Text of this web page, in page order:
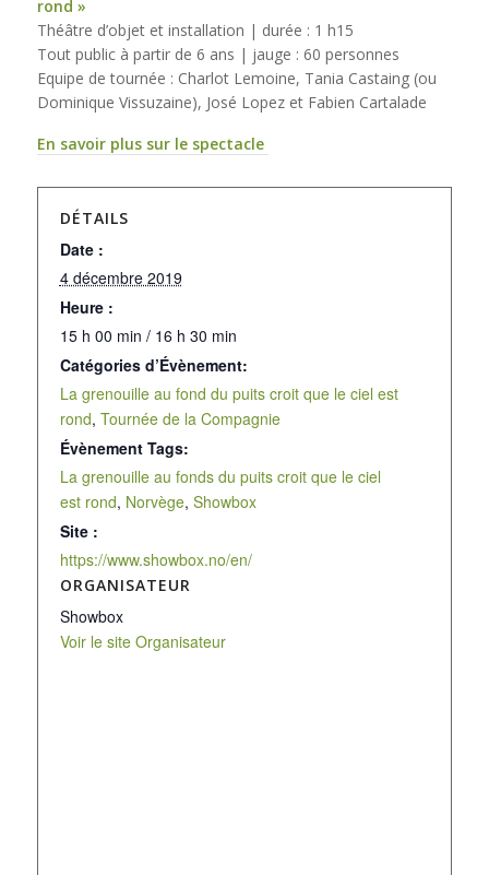
rond »
Théâtre d’objet et installation | durée : 1 h15
Tout public à partir de 6 ans | jauge : 60 personnes
Equipe de tournée : Charlot Lemoine, Tania Castaing (ou
Dominique Vissuzaine), José Lopez et Fabien Cartalade
En savoir plus sur le spectacle
DÉTAILS
Date :
4 décembre 2019
Heure :
15 h 00 min / 16 h 30 min
Catégories d’Évènement:
La grenouille au fond du puits croit que le ciel est
rond, Tournée de la Compagnie
Évènement Tags:
La grenouille au fonds du puits croit que le ciel
est rond, Norvège, Showbox
Site :
https://www.showbox.no/en/
ORGANISATEUR
Showbox
Voir le site Organisateur